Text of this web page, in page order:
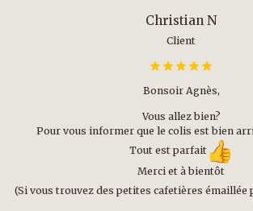
Christian N
Client
Bonsoir Agnès,
Vous allez bien?
Pour vous informer que le colis est bien
Tout est parfait
Merci et à bientôt
(Si vous trouvez des petites cafetières émaillée